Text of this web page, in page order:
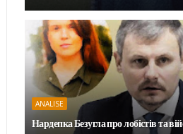
ANALISE
Нардепка Безугла про лобістів та